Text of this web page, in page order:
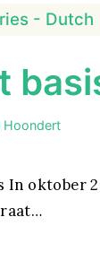
- Dutch
Hoondert
In oktober